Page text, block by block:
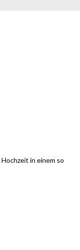
in einem so